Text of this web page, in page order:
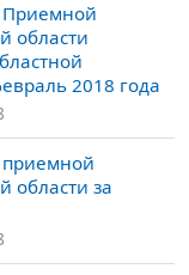
Приемной
области
2018 года
области за